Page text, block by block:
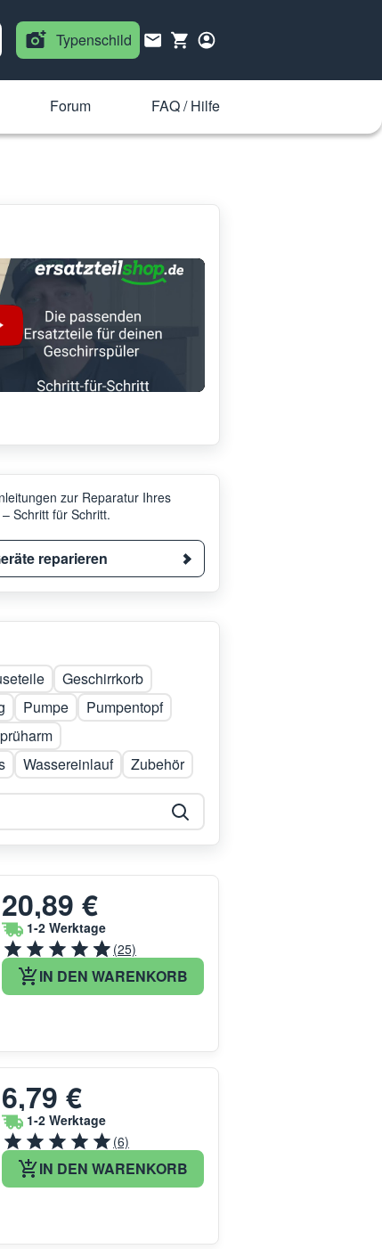
Typenschild
Forum FAQ / Hilfe
zur Reparatur Ihres
Schritt für Schritt.
reparieren
Geschirrkorb
Pumpe
Pumpentopf
Wassereinlauf Zubehör
20,89 €
1-2 Werktage
(25)
IN DEN WARENKORB
6,79 €
1-2 Werktage
(6)
IN DEN WARENKORB